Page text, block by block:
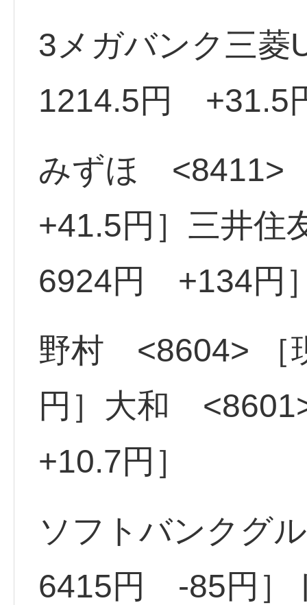
3メガバンク三
1214.5円 +31.5
みずほ <8411>
+41.5円］三井
6924円 +134円
野村 <8604> ［
円］大和
+10.7円］
ソフトバンクグ
6415円 -85円］